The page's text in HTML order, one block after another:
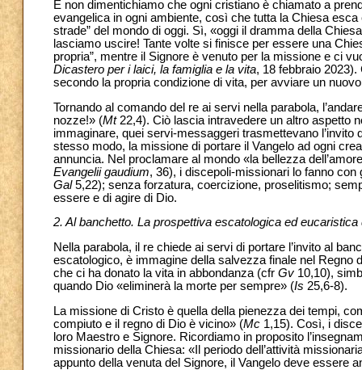
E non dimentichiamo che ogni cristiano è chiamato a
evangelica in ogni ambiente, così che tutta la Chiesa
strade” del mondo di oggi. Sì, «oggi il dramma della
lasciamo uscire! Tante volte si finisce per essere una
propria”, mentre il Signore è venuto per la missione e ci
Dicastero per i laici, la famiglia e la vita, 18 febbraio
secondo la propria condizione di vita, per avviare un
Tornando al comando del re ai servi nella parabola,
nozze!» (Mt22,4). Ciò lascia intravedere un altro aspetto
immaginare, quei servi-messaggeri trasmettevano
stesso modo, la missione di portare il Vangelo ad ogni
annuncia. Nel proclamare al mondo «la bellezza
Evangelii gaudium, 36), i discepoli-missionari lo fanno
Gal5,22); senza forzatura, coercizione, proselitismo;
essere e di agire di Dio.
2. Al banchetto. La prospettiva escatologica ed
Nella parabola, il re chiede ai servi di portare l’invito al
escatologico, è immagine della salvezza finale nel Regno
che ci ha donato la vita in abbondanza (cfr Gv 10,10),
quando Dio «eliminerà la morte per sempre» (Is 25,6-8).
La missione di Cristo è quella della pienezza dei tempi,
compiuto e il regno di Dio è vicino» (Mc 1,15). Così, i
loro Maestro e Signore. Ricordiamo in proposito
missionario della Chiesa: «Il periodo dell’attività
appunto della venuta del Signore, il Vangelo deve essere